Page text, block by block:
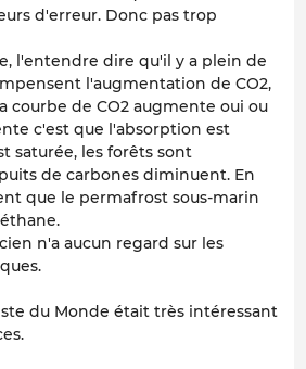
d'erreur. Donc pas trop
l'entendre dire qu'il y a plein de
l'augmentation de CO2,
courbe de CO2 augmente oui ou
c'est que l'absorption est
saturée, les forêts sont
de carbones diminuent. En
que le permafrost sous-marin
n'a aucun regard sur les
du Monde était très intéressant